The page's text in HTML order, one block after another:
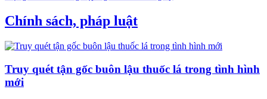
Chính sách, pháp luật
Truy quét tận gốc buôn lậu thuốc lá trong tình hình
mới